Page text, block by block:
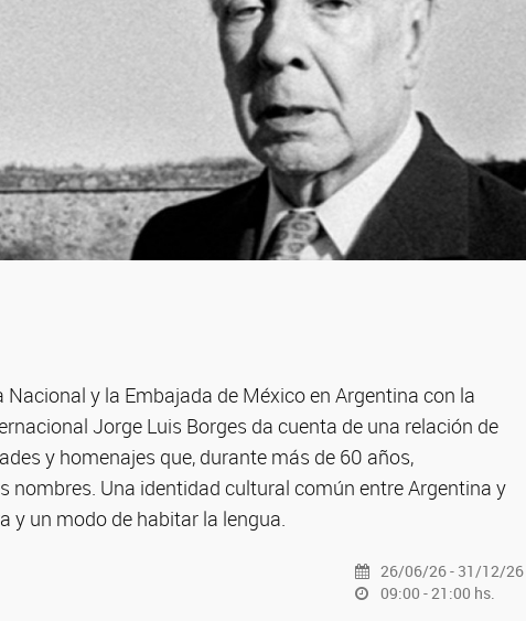
y la Embajada de México en Argentina con la
Jorge Luis Borges da cuenta de una relación de
y homenajes que, durante más de 60 años,
nombres. Una identidad cultural común entre Argentina y
y un modo de habitar la lengua.
26/06/26 - 31/12/26
09:00 - 21:00 hs.